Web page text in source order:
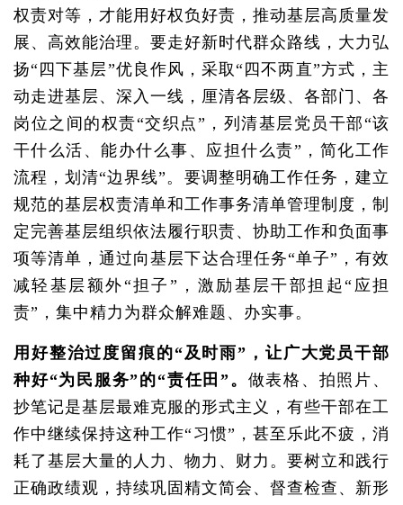
权责对等，才能用好权负好责，推动基层高质量发
展、高效能治理。要走好新时代群众路线，大力弘
扬“四下基层”优良作风，采取“四不两直”方式，主
动走进基层、深入一线，厘清各层级、各部门、各
岗位之间的权责“交织点”，列清基层党员干部“该
干什么活、能办什么事、应担什么责”，简化工作
流程，划清“边界线”。要调整明确工作任务，建立
规范的基层权责清单和工作事务清单管理制度，制
定完善基层组织依法履行职责、协助工作和负面事
项等清单，通过向基层下达合理任务“单子”，有效
减轻基层额外“担子”，激励基层干部担起“应担
责”，集中精力为群众解难题、办实事。
用好整治过度留痕的“及时雨”，让广大党员干部
种好“为民服务”的“责任田”。 做表格、拍照片、
抄笔记是基层最难克服的形式主义，有些干部在工
作中继续保持这种工作“习惯”，甚至乐此不疲，消
耗了基层大量的人力、物力、财力。要树立和践行
正确政绩观，持续巩固精文简会、督查检查、新形